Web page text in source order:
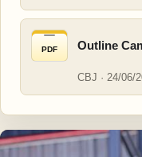
PDF Outline
CBJ · 24/06/